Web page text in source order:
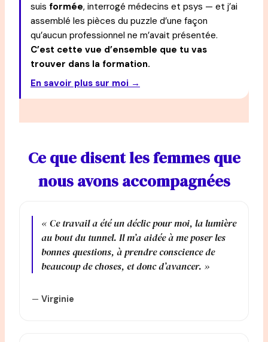
suis formée, interrogé médecins et psys — et j’ai
assemblé les pièces du puzzle d’une façon
qu’aucun professionnel ne m’avait présentée.
C’est cette vue d’ensemble que tu vas
trouver dans la formation.
En savoir plus sur moi →
Ce que disent les femmes que
nous avons accompagnées
« Ce travail a été un déclic pour moi, la lumière
au bout du tunnel. Il m’a aidée à me poser les
bonnes questions, à prendre conscience de
beaucoup de choses, et donc d’avancer. »
— Virginie